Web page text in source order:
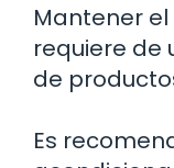
Mantener
requiere de
de
Es